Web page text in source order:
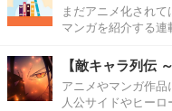
まだアニメ化され
マンガを紹介する連
【敵キャラ列伝
アニメやマンガ作
人公サイドやヒー